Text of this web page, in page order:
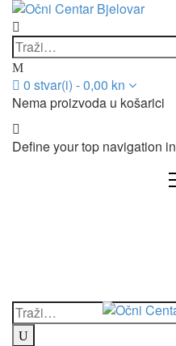
0 stvar(i) -0,00 kn
Nema proizvoda u košarici
Define your top navigation in